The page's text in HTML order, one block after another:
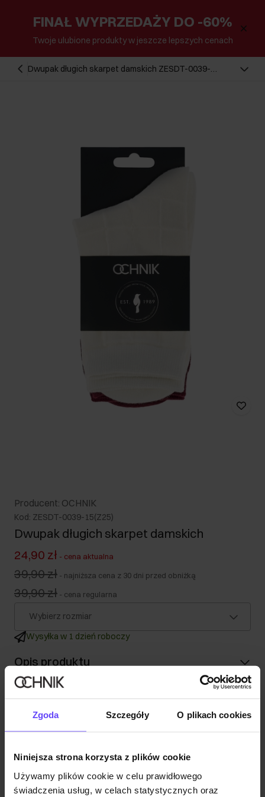
Zgoda Szczegóły O plikach cookies
Niniejsza strona korzysta z plików cookie
Używamy plików cookie w celu prawidłowego
świadczenia usług, w celach statystycznych oraz
FINAŁ WYPRZEDAŻY DO -60%
Twoje ulubione produkty w jeszcze lepszych cenach
Dwupak długich skarpet damskich ZESDT-0039-
Producent: OCHNIK
Kod: ZESDT-0039-15(Z25)
Dwupak długich skarpet damskich
24,90 zł - cena aktualna
39,90 zł - najniższa cena z 30 dni przed obniżką
39,90 zł - cena regularna
Wybierz rozmiar
Wysyłka w 1 dzień roboczy
Opis produktu
Szczegóły
Opinie